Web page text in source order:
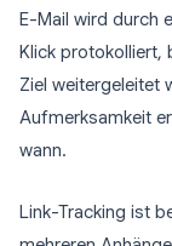
E-Mail wird durch
Klick protokolliert,
Ziel weitergeleitet
Aufmerksamkeit
wann.
Link-Tracking ist